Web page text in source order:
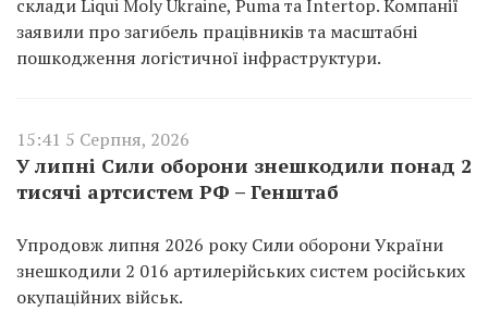
склади Liqui Moly Ukraine, Puma та Intertop. Компанії
заявили про загибель працівників та масштабні
пошкодження логістичної інфраструктури.
15:41 5 Серпня, 2026
У липні Сили оборони знешкодили понад 2
тисячі артсистем РФ – Генштаб
Упродовж липня 2026 року Сили оборони України
знешкодили 2 016 артилерійських систем російських
окупаційних військ.